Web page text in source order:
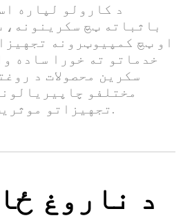
د کارولو لپاره
باثباته ټچ سکرینونه،
او ټچ کمپیوټرونه
خدماتو ته خورا ساده
سکرین محصولات د
مختلفو
تجهیزاتو موثریت ته وده ورکوي.
د ناروغ